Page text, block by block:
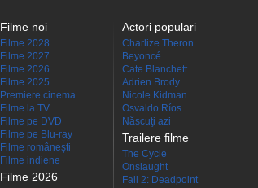
Filme noi
Filme 2028
Filme 2027
Filme 2026
Filme 2025
Premiere cinema
Filme la TV
Filme pe DVD
Filme pe Blu-ray
Filme româneşti
Filme indiene
Filme 2026
Actori populari
Charlize Theron
Beyoncé
Cate Blanchett
Adrien Brody
Nicole Kidman
Osvaldo Ríos
Născuţi azi
Trailere filme
The Cycle
Onslaught
Fall 2: Deadpoint